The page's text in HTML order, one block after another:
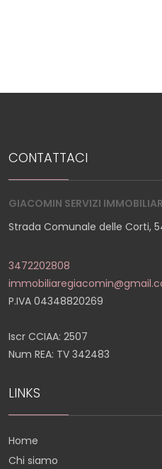
CONTATTACI
GIACOMIN SERVIZI
Strada Comunale delle Corti,
3472202808
P.IVA 04348820269
Iscr CCIAA: 2507
Num REA: TV 342483
LINKS
Home
Chi siamo